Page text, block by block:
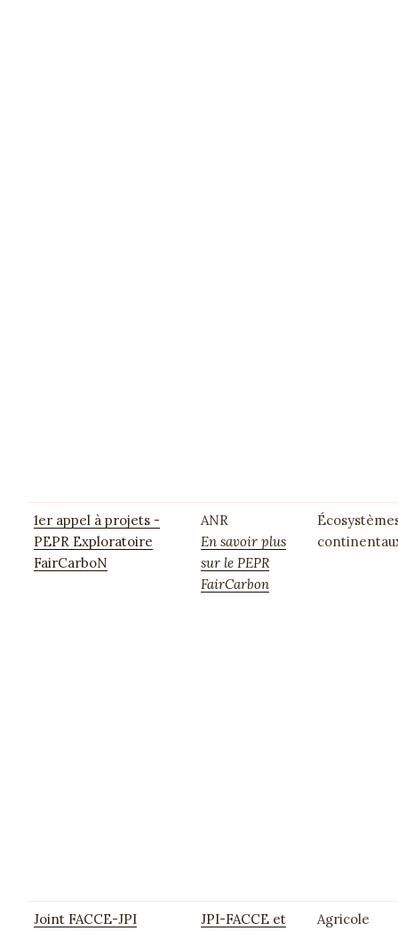
1er appel à projets -
PEPR Exploratoire
FairCarboN
ANR
En savoir plus
sur le PEPR
FairCarbon
Joint FACCE-JPI
JPI-FACCE et
Agricole